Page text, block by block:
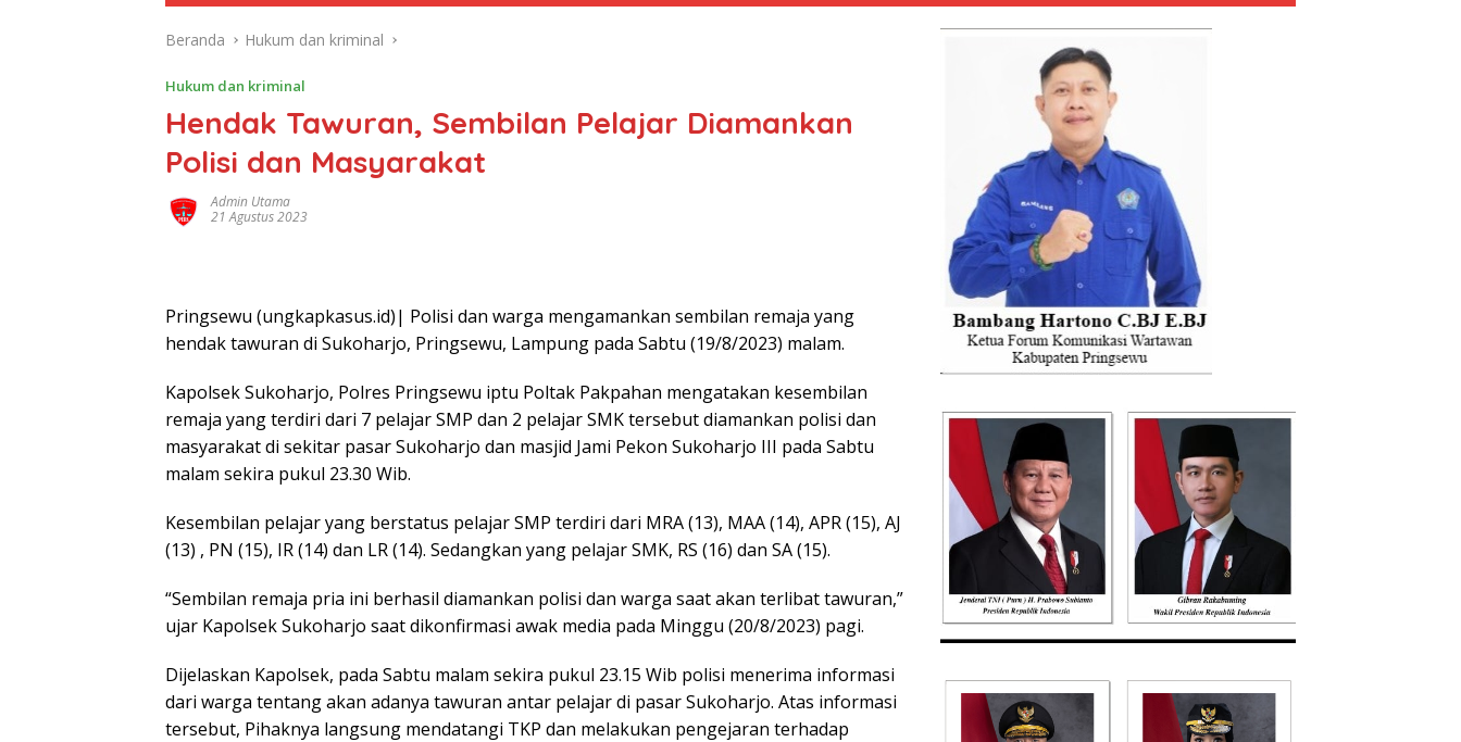
Beranda Hukum dan kriminal
Hukum dan kriminal
Hendak Tawuran, Sembilan Pelajar Diamankan
Polisi dan Masyarakat
Admin Utama
21 Agustus 2023
Pringsewu (ungkapkasus.id)| Polisi dan warga mengamankan sembilan remaja yang
hendak tawuran di Sukoharjo, Pringsewu, Lampung pada Sabtu (19/8/2023) malam.
Kapolsek Sukoharjo, Polres Pringsewu iptu Poltak Pakpahan mengatakan kesembilan
remaja yang terdiri dari 7 pelajar SMP dan 2 pelajar SMK tersebut diamankan polisi dan
masyarakat di sekitar pasar Sukoharjo dan masjid Jami Pekon Sukoharjo III pada Sabtu
malam sekira pukul 23.30 Wib.
Kesembilan pelajar yang berstatus pelajar SMP terdiri dari MRA (13), MAA (14), APR (15), AJ
(13) , PN (15), IR (14) dan LR (14). Sedangkan yang pelajar SMK, RS (16) dan SA (15).
“Sembilan remaja pria ini berhasil diamankan polisi dan warga saat akan terlibat tawuran,”
ujar Kapolsek Sukoharjo saat dikonfirmasi awak media pada Minggu (20/8/2023) pagi.
Dijelaskan Kapolsek, pada Sabtu malam sekira pukul 23.15 Wib polisi menerima informasi
dari warga tentang akan adanya tawuran antar pelajar di pasar Sukoharjo. Atas informasi
tersebut, Pihaknya langsung mendatangi TKP dan melakukan pengejaran terhadap